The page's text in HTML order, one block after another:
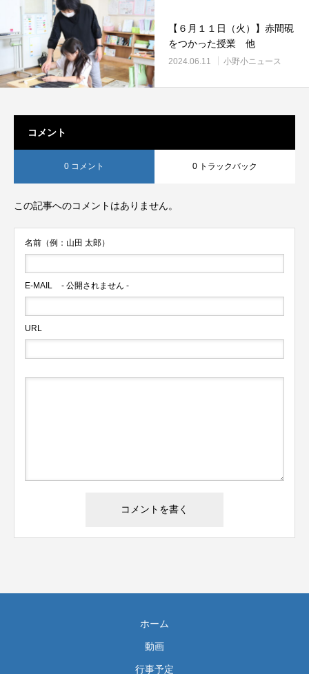
【６月１１日（火）】赤間硯
をつかった授業 他
2024.06.11 小野小ニュース
コメント
0 コメント 0 トラックバック
この記事へのコメントはありません。
名前（例：山田 太郎）
E-MAIL - 公開されません -
URL
ホーム
動画
行事予定